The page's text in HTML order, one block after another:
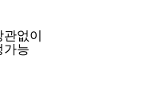
없이
가능